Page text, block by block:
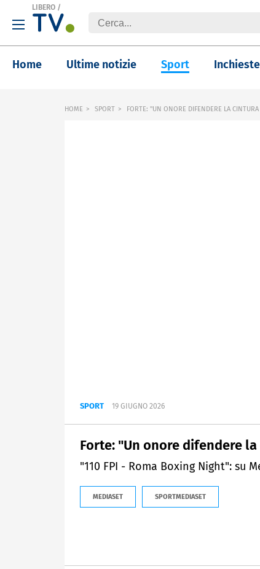
LIBERO /
Home Ultime notizie Sport Inchieste
HOME SPORT FORTE: "UN ONORE DIFENDERE LA
SPORT 19 GIUGNO 2026
Forte: "Un onore difendere
"110 FPI - Roma Boxing Night": su
MEDIASET SPORTMEDIASET